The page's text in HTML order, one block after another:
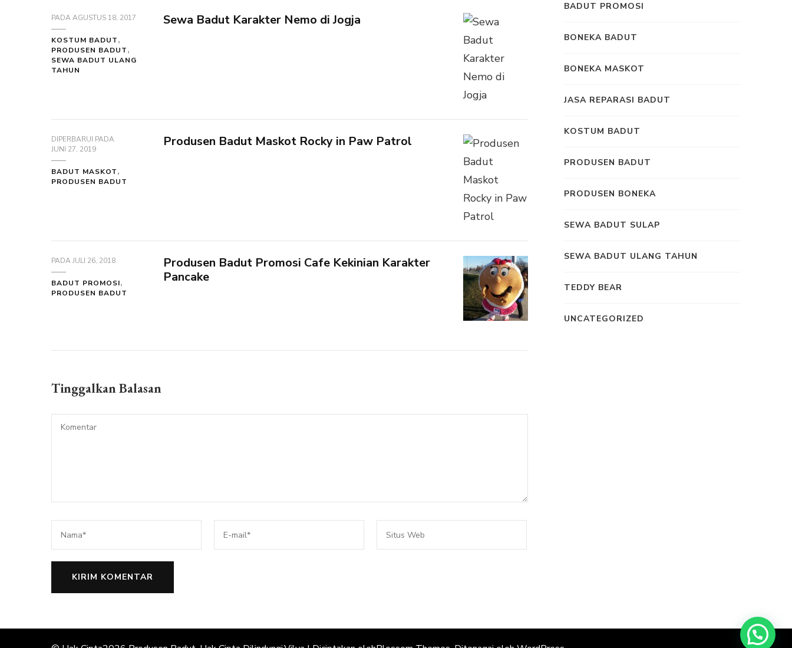
PADAAGUSTUS 18, 2017
KOSTUM BADUT
PRODUSEN BADUT
SEWA BADUT ULANG
TAHUN
Sewa Badut Karakter Nemo di Jogja
DIPERBARUI PADA
JUNI 27, 2019
BADUT MASKOT
PRODUSEN BADUT
Produsen Badut Maskot Rocky in Paw Patrol
PADAJULI 26, 2018
BADUT PROMOSI
PRODUSEN BADUT
Produsen Badut Promosi Cafe Kekinian Karakter
Pancake
Tinggalkan Balasan
BADUT PROMOSI
BONEKA BADUT
BONEKA MASKOT
JASA REPARASI BADUT
KOSTUM BADUT
PRODUSEN BADUT
PRODUSEN BONEKA
SEWA BADUT SULAP
SEWA BADUT ULANG TAHUN
TEDDY BEAR
UNCATEGORIZED